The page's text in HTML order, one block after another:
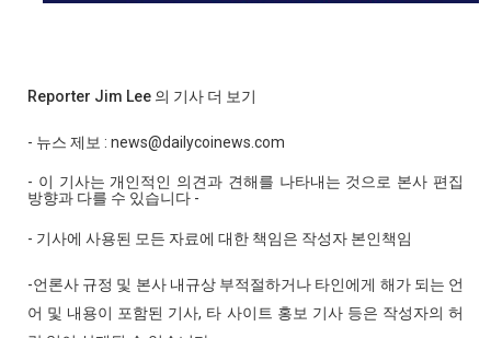
Reporter Jim Lee 의 기사 더 보기
- 뉴스 제보 : news@dailycoinews.com
- 이 기사는 개인적인 의견과 견해를 나타내는 것으로 본사 편집
방향과 다를 수 있습니다 -
- 기사에 사용된 모든 자료에 대한 책임은 작성자 본인책임
-언론사 규정 및 본사 내규상 부적절하거나 타인에게 해가 되는 언
어 및 내용이 포함된 기사, 타 사이트 홍보 기사 등은 작성자의 허